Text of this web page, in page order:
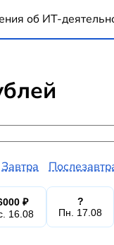
об ИТ-
Завтра
₽
16.08
?
Пн. 17.08